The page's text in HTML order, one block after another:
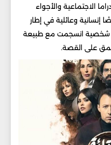
الاجتماعية والأجواء
إنسانية وعائلية في إطار
شخصية انسجمت مع طبيعة
على القصة.